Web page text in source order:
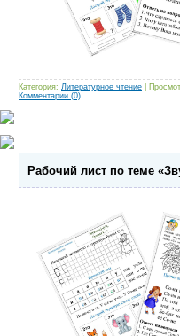
Категория: Литературное чтение |
Комментарии (0)
Рабочий лист по теме